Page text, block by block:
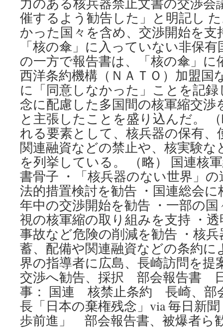
催するよう勧告した」と明記し
かった国々を含め、交渉開始を支
「核の傘」に入っていない非保
の一方で報告書は、「核の傘」に
西洋条約機構（ＮＡＴＯ）加盟国
に「同意しなかった」ことを記
念に配慮した多国間の核軍縮交
と主張したことを盛り込んだ。
れる要素として、核兵器の保有、
関連融資などの禁止や、核実験な
を列挙している。 （略） 国連核
書骨子 ・「核兵器のない世界」
法的措置検討を勧告 ・国連総会
年中の交渉開始を勧告 ・一部の
視の核軍縮の取り組みを支持 ・
事故など危険の削減を勧告 ・核
蓄、配備や関連融資などの条約に
界の指導者に広島、長崎訪問を提
交渉へ勧告、採択 部会報告書
事： 国連 核禁止条約 長崎、部
長「日本の棄権残念」via 毎日新
歩前進」 部会報告書、被爆者ら